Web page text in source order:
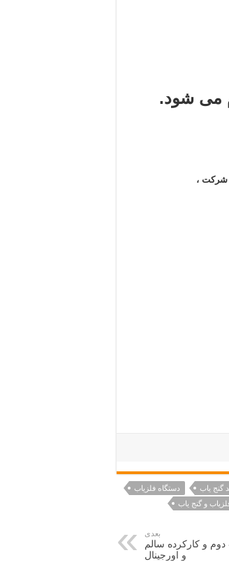
می شود.
شرکت ،
گنج یاب
دستگاه فلزیاب
و گنج یاب
بعدی
و کارکرده سالم
و اورجینال